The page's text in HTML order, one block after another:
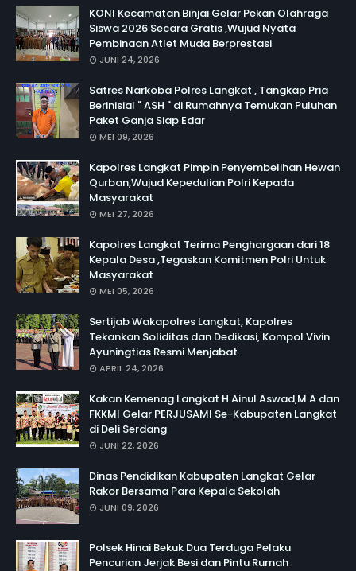
KONI Kecamatan Binjai Gelar Pekan Olahraga
Siswa 2026 Secara Gratis ,Wujud Nyata
Pembinaan Atlet Muda Berprestasi
JUNI 24, 2026
Satres Narkoba Polres Langkat , Tangkap Pria
Berinisial " ASH " di Rumahnya Temukan Puluhan
Paket Ganja Siap Edar
MEI 09, 2026
Kapolres Langkat Pimpin Penyembelihan Hewan
Qurban,Wujud Kepedulian Polri Kepada
Masyarakat
MEI 27, 2026
Kapolres Langkat Terima Penghargaan dari 18
Kepala Desa ,Tegaskan Komitmen Polri Untuk
Masyarakat
MEI 05, 2026
Sertijab Wakapolres Langkat, Kapolres
Tekankan Soliditas dan Dedikasi, Kompol Vivin
Ayuningtias Resmi Menjabat
APRIL 24, 2026
Kakan Kemenag Langkat H.Ainul Aswad,M.A dan
FKKMI Gelar PERJUSAMI Se-Kabupaten Langkat
di Deli Serdang
JUNI 22, 2026
Dinas Pendidikan Kabupaten Langkat Gelar
Rakor Bersama Para Kepala Sekolah
JUNI 09, 2026
Polsek Hinai Bekuk Dua Terduga Pelaku
Pencurian Jerjak Besi dan Pintu Rumah